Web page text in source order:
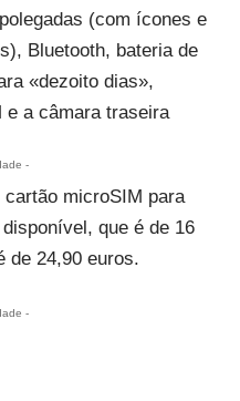
(com ícones e
Bluetooth, bateria de
«dezoito dias»,
e a câmara traseira
-
microSIM para
que é de 16
de 24,90 euros.
-